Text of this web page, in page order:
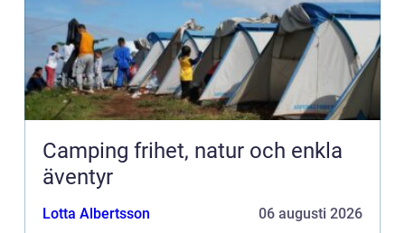
Camping frihet, natur och enkla
äventyr
Lotta Albertsson 06 augusti 2026